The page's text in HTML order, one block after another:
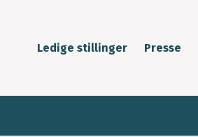
Ledige stillinger Presse